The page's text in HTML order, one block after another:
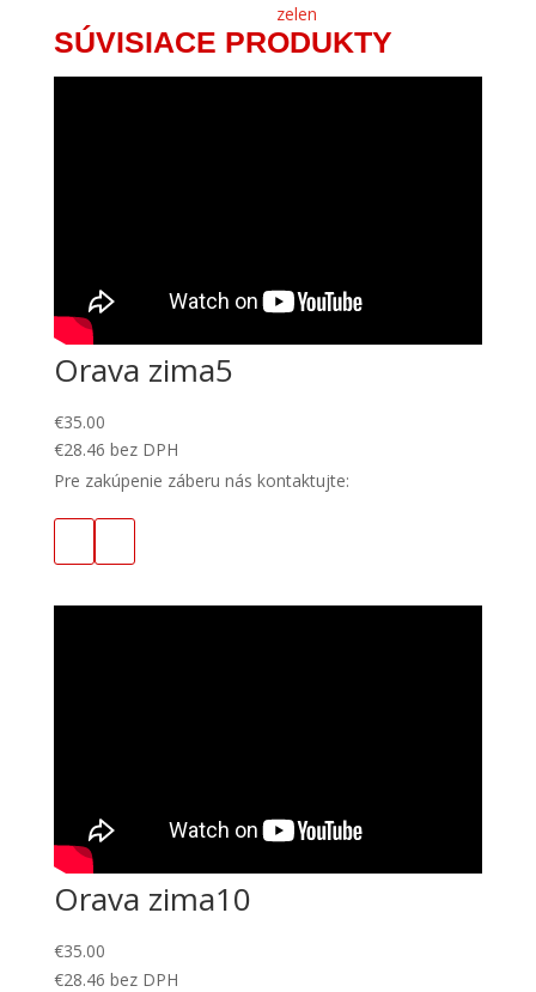
zelen
SÚVISIACE PRODUKTY
Orava zima5
€35.00
€28.46 bez DPH
Pre zakúpenie záberu nás kontaktujte:
Orava zima10
€35.00
€28.46 bez DPH